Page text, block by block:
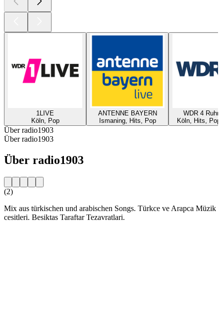
1LIVE
Köln, Pop
ANTENNE BAYERN
Ismaning, Hits, Pop
WDR 4
Köln, Hits,
Über radio1903
Über radio1903
Über radio1903
(2)
Mix aus türkischen und arabischen Songs. Türkce ve Arapca Müzik
cesitleri. Besiktas Taraftar Tezavratlari.